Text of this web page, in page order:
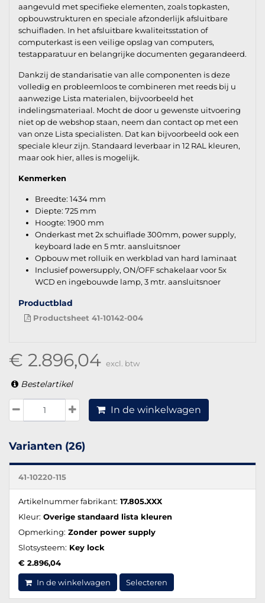
aangevuld met specifieke elementen, zoals topkasten,
opbouwstrukturen en speciale afzonderlijk afsluitbare
schuifladen. In het afsluitbare kwaliteitsstation of
computerkast is een veilige opslag van computers,
testapparatuur en belangrijke documenten gegarandeerd.
Dankzij de standarisatie van alle componenten is deze
volledig en probleemloos te combineren met reeds bij u
aanwezige Lista materialen, bijvoorbeeld het
indelingsmateriaal. Mocht de door u gewenste uitvoering
niet op de webshop staan, neem dan contact op met een
van onze Lista specialisten. Dat kan bijvoorbeeld ook een
speciale kleur zijn. Standaard leverbaar in 12 RAL kleuren,
maar ook hier, alles is mogelijk.
Kenmerken
Breedte: 1434 mm
Diepte: 725 mm
Hoogte: 1900 mm
Onderkast met 2x schuiflade 300mm, power supply,
keyboard lade en 5 mtr. aansluitsnoer
Opbouw met rolluik en werkblad van hard laminaat
Inclusief powersupply, ON/OFF schakelaar voor 5x
WCD en ingebouwde lamp, 3 mtr. aansluitsnoer
Productblad
Productsheet 41-10142-004
€ 2.896,04 excl. btw
Bestelartikel
In de winkelwagen
Varianten (26)
41-10220-115
Artikelnummer fabrikant: 17.805.XXX
Kleur: Overige standaard lista kleuren
Opmerking: Zonder power supply
Slotsysteem: Key lock
€ 2.896,04
In de winkelwagen Selecteren